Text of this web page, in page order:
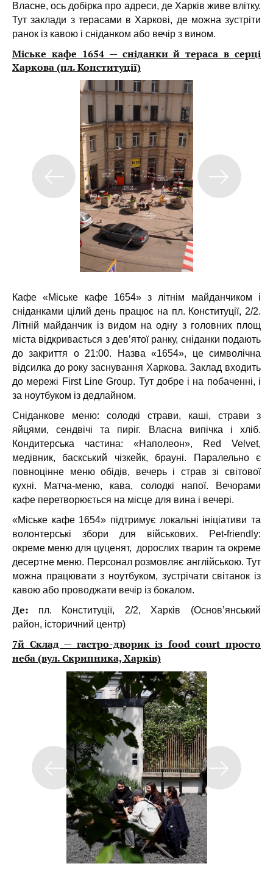
Власне, ось добірка про адреси, де Харків живе влітку.
Тут заклади з терасами в Харкові, де можна зустріти
ранок із кавою і сніданком або вечір з вином.
Міське кафе 1654 — сніданки й тераса в серці
Харкова (пл. Конституції)
Кафе «Міське кафе 1654» з літнім майданчиком і
сніданками цілий день працює на пл. Конституції, 2/2.
Л ітній майданчик із видом на одну з головних площ
міста відкривається з дев’ятої ранку, сніданки подають
до закриття о 21:00.
Назва «1654», це символічна
відсилка до року заснування Харкова. Заклад входить
до мережі First Line Group. Тут добре і на побаченні, і
за ноутбуком із дедлайном.
Сніданкове меню: солодкі страви, каші, страви з
яйцями, сендвічі та пиріг. Власна випічка і хліб.
Кондитерська частина: «Наполеон», Red Velvet,
медівник, баскський чізкейк, брауні. Паралельно є
повноцінне меню обідів, вечерь і страв зі світової
кухні. Матча-меню, кава, солодкі напої. Вечорами
кафе перетворюється на місце для вина і вечері.
«Міське кафе 1654» підтримує локальні ініціативи та
волонтерські збори для військових. Pet-friendly:
окреме меню для цуценят, дорослих тварин та окреме
десертне меню. Персонал розмовляє англійською. Тут
можна працювати з ноутбуком, зустрічати світанок із
кавою або проводжати вечір із бокалом.
Де: пл. Конституції, 2/2, Харків (Основ’янський
район, історичний центр)
7й Склад — гастро-дворик із food court просто
неба (вул. Скрипника, Харків)